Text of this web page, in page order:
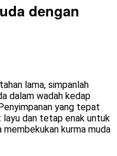
dengan
lama, simpanlah
dalam wadah kedap
yang tepat
layu dan tetap enak untuk
membekukan kurma muda